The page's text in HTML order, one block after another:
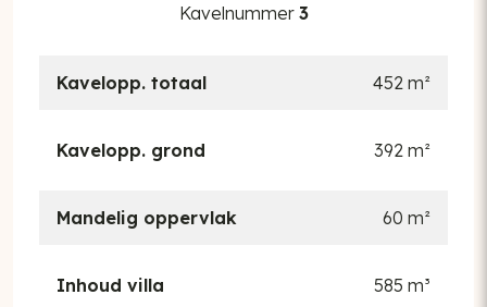
Kavelnummer 3
Kavelopp. totaal 452 m²
Kavelopp. grond 392 m²
Mandelig oppervlak 60 m²
Inhoud villa 585 m³